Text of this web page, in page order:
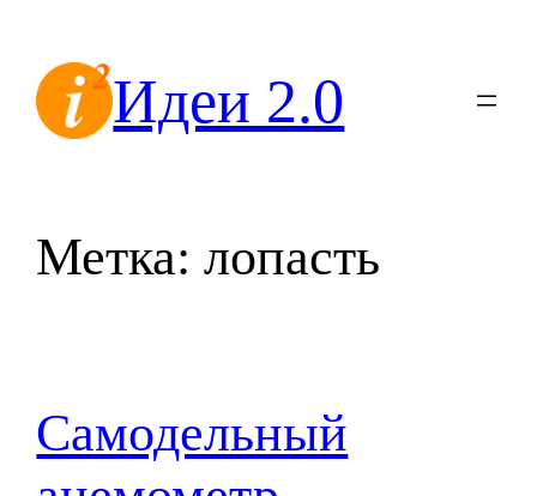
содержимомуИдеи 2.0
Метка:лопасть
Самодельный